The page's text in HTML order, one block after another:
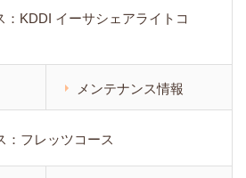
：KDDI イーサシェアライトコ
メンテナンス情報
：フレッツコース